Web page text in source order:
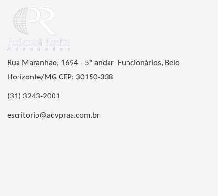
Rua Maranhão, 1694 - 5º andar Funcionários, Belo
Horizonte/MG CEP: 30150-338
(31) 3243-2001
escritorio@advpraa.com.br